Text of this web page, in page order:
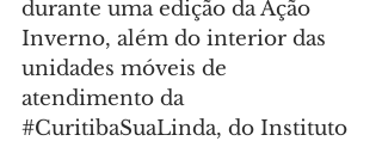
durante uma edição da Ação
Inverno, além do interior das
unidades móveis de
atendimento da
#CuritibaSuaLinda, do Instituto